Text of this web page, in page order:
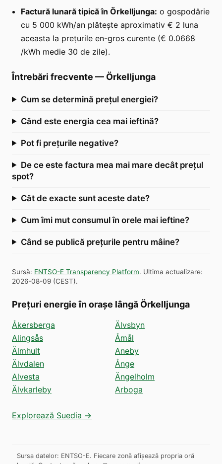
Factură lunară tipică în Örkelljunga: o gospodărie
cu 5 000 kWh/an plătește aproximativ € 2 luna
aceasta la prețurile en-gros curente (€ 0.0668
/kWh medie 30 de zile).
Întrebări frecvente — Örkelljunga
Cum se determină prețul energiei?
Când este energia cea mai ieftină?
Pot fi prețurile negative?
De ce este factura mea mai mare decât prețul
spot?
Cât de exacte sunt aceste date?
Cum îmi mut consumul în orele mai ieftine?
Când se publică prețurile pentru mâine?
Sursă: ENTSO-E Transparency Platform. Ultima actualizare:
2026-08-09 (CEST).
Prețuri energie în orașe lângă Örkelljunga
Åkersberga
Alingsås
Älmhult
Älvdalen
Alvesta
Älvkarleby
Älvsbyn
Åmål
Aneby
Ånge
Ängelholm
Arboga
Explorează Suedia →
Sursa datelor: ENTSO-E. Fiecare zonă afișează propria oră